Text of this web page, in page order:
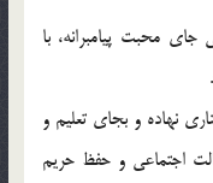
محبت‌ پیامبرانه، با
نهاده‌ و بجای‌ تعلیم‌ و
اجتماعی‌ و حفظ‌ حریم‌